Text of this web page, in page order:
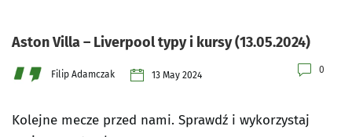
Aston Villa – Liverpool typy i kursy (13.05.2024)
Filip Adamczak 13 May 2024 0
Kolejne mecze przed nami. Sprawdź i wykorzystaj